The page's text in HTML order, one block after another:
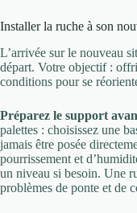
Installer la ruche à son
L’arrivée sur le nouveau
départ. Votre objectif :
conditions pour se
Préparez le support
palettes : choisissez une
jamais être posée
pourrissement et
un niveau si besoin. Une
problèmes de ponte et de